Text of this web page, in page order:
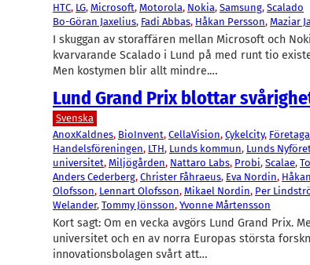
HTC, LG, Microsoft, Motorola, Nokia, Samsung, Scalado
Bo-Göran Jaxelius, Fadi Abbas, Håkan Persson, Maziar
I skuggan av storaffären mellan Microsoft och
kvarvarande Scalado i Lund på med runt tio
Men kostymen blir allt mindre.…
Lund Grand Prix blottar
Svenska
AnoxKaldnes, BioInvent, CellaVision, Cykelcity,
Handelsföreningen, LTH, Lunds kommun, Lunds
universitet, Miljögården, Nattaro Labs, Probi, Scalae,
Anders Cederberg, Christer Fåhraeus, Eva Nordin,
Olofsson, Lennart Olofsson, Mikael Nordin, Per
Welander, Tommy Jönsson, Yvonne Mårtensson
Kort sagt: Om en vecka avgörs Lund Grand Prix.
universitet och en av norra Europas största
innovationsbolagen svårt att…